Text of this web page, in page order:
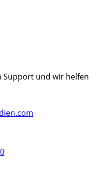
Support und wir helfen